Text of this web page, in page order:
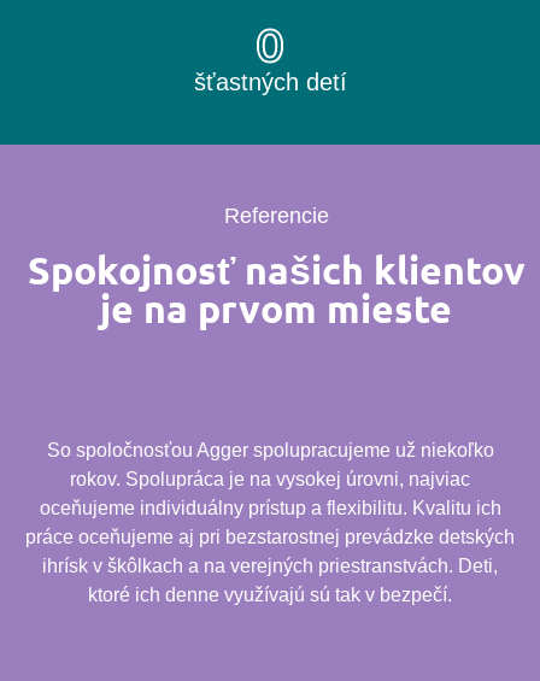
šťastných detí
0
Referencie
Spokojnosť našich klientov
je na prvom mieste
So spoločnosťou Agger spolupracujeme už niekoľko
rokov. Spolupráca je na vysokej úrovni, najviac
oceňujeme individuálny prístup a flexibilitu. Kvalitu ich
práce oceňujeme aj pri bezstarostnej prevádzke detských
ihrísk v škôlkach a na verejných priestranstvách. Deti,
ktoré ich denne využívajú sú tak v bezpečí.